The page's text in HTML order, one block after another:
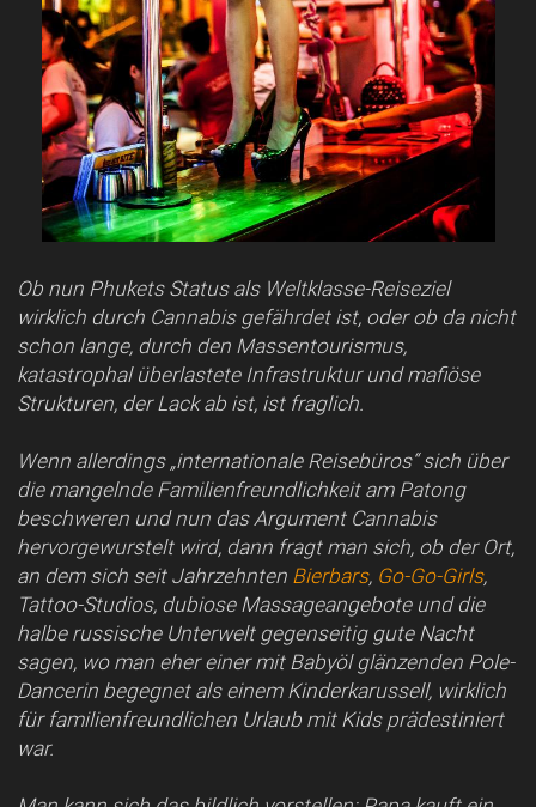
Ob nun Phukets Status als Weltklasse-Reiseziel
wirklich durch Cannabis gefährdet ist, oder ob da nicht
schon lange, durch den Massentourismus,
katastrophal überlastete Infrastruktur und mafiöse
Strukturen, der Lack ab ist, ist fraglich.
Wenn allerdings „internationale Reisebüros“ sich über
die mangelnde Familienfreundlichkeit am Patong
beschweren und nun das Argument Cannabis
hervorgewurstelt wird, dann fragt man sich, ob der Ort,
an dem sich seit Jahrzehnten Bierbars, Go-Go-Girls,
Tattoo-Studios, dubiose Massageangebote und die
halbe russische Unterwelt gegenseitig gute Nacht
sagen, wo man eher einer mit Babyöl glänzenden Pole-
Dancerin begegnet als einem Kinderkarussell, wirklich
für familienfreundlichen Urlaub mit Kids prädestiniert
war.